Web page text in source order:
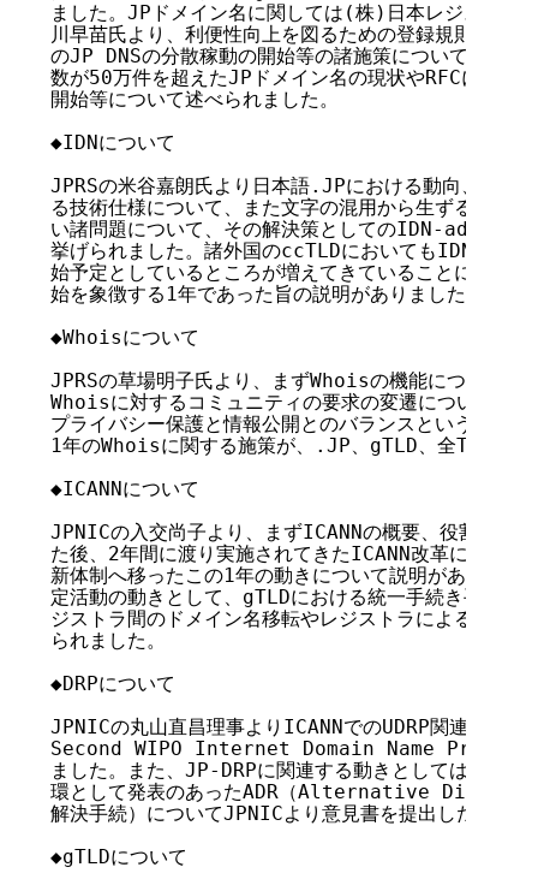
ました。JPドメイン名に関しては(株)日本レジストリ
川早苗氏より、利便性向上を図るための登録規則改訂
のJP DNSの分散稼動の開始等の諸施策についての説明
数が50万件を超えたJPドメイン名の現状やRFCに準拠
開始等について述べられました。
◆IDNについて
JPRSの米谷嘉朗氏より日本語.JPにおける動向、RFC
る技術仕様について、また文字の混用から生ずるため
い諸問題について、その解決策としてのIDN-
挙げられました。諸外国のccTLDにおいてもIDNのサー
始予定としているところが増えてきていることに触れ
始を象徴する1年であった旨の説明がありました。
◆Whoisについて
JPRSの草場明子氏より、まずWhoisの機能について説
Whoisに対するコミュニティの要求の変遷について触
プライバシー保護と情報公開とのバランスという視点
1年のWhoisに関する施策が、.JP、gTLD、全TLDに分
◆ICANNについて
JPNICの入交尚子より、まずICANNの概要、役割、組
た後、2年間に渡り実施されてきたICANN改革に関して
新体制へ移ったこの1年の動きについて説明がありまし
定活動の動きとして、gTLDにおける統一手続き手段が
ジストラ間のドメイン名移転やレジストラによるドメ
られました。
◆DRPについて
JPNICの丸山直昌理事よりICANNでのUDRP関連の動
Second WIPO Internet Domain Name Process
ました。また、JP-DRPに関連する動きとしては先般、
環として発表のあったADR（Alternative Dispute
解決手続）についてJPNICより意見書を提出した旨の
◆gTLDについて